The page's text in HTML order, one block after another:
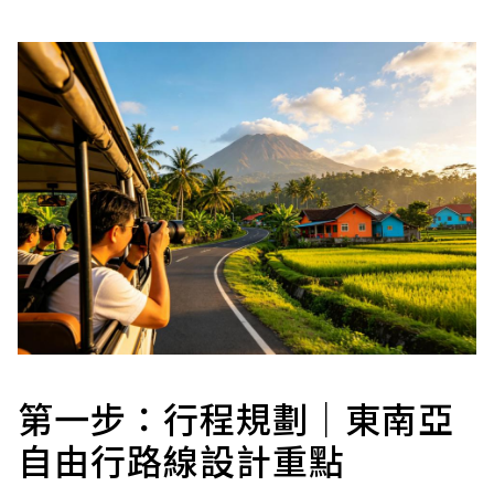
第一步：行程規劃｜東南亞
自由行路線設計重點